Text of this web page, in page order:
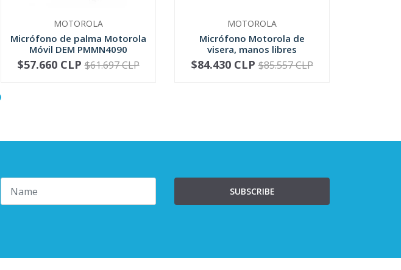
MOTOROLA
Micrófono de palma Motorola
Móvil DEM PMMN4090
+
-$57.660 CLP$61.697 CLP
MOTOROLA
Micrófono Motorola de
visera, manos libres
+
-$84.430 CLP$85.557 CLP
SUBSCRIBE